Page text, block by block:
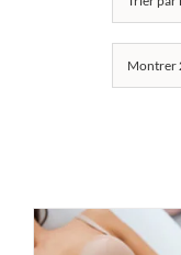
Montrer